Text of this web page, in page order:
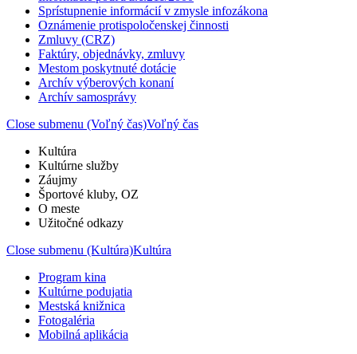
Sprístupnenie informácií v zmysle infozákona
Oznámenie protispoločenskej činnosti
Zmluvy (CRZ)
Faktúry, objednávky, zmluvy
Mestom poskytnuté dotácie
Archív výberových konaní
Archív samosprávy
Close submenu (Voľný čas)Voľný čas
Kultúra
Kultúrne služby
Záujmy
Športové kluby, OZ
O meste
Užitočné odkazy
Close submenu (Kultúra)Kultúra
Program kina
Kultúrne podujatia
Mestská knižnica
Fotogaléria
Mobilná aplikácia